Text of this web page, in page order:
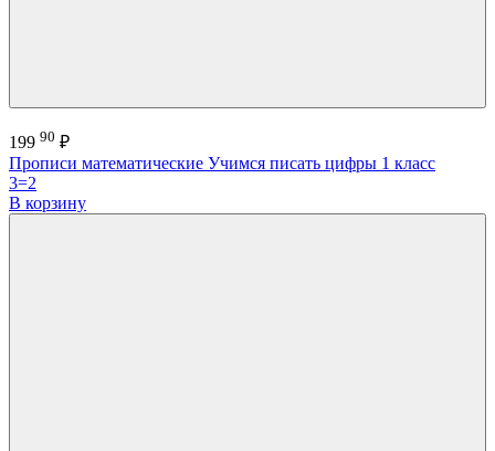
199 90 ₽
Прописи математические Учимся писать цифры 1 класс
3=2
В корзину